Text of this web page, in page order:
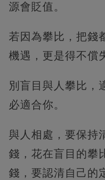
源會貶值。
若因為攀比，把錢
機遇，更是得不償
別盲目與人攀比，
必適合你。
與人相處，要保持
錢，花在盲目的攀
錢，要認清自己的